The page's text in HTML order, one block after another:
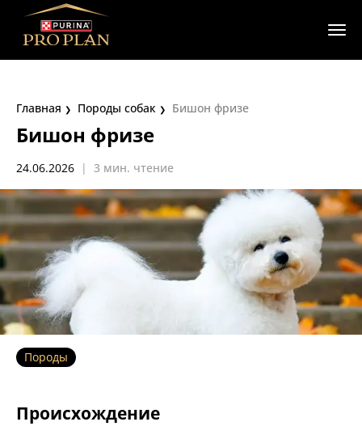
Главная Породы собак Бишон фризе
Бишон фризе
24.06.2026 | 3 мин. чтение
Породы
Происхождение